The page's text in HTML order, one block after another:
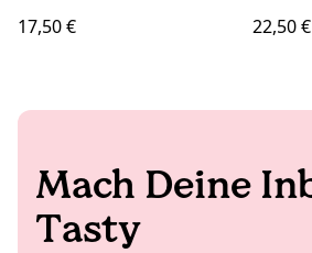
17,50 €
22,50 €
Mach Deine
Tasty